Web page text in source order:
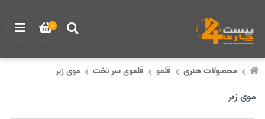
محصولات هنری قلمو قلموی سر تخت موی زبر
موی زبر
0